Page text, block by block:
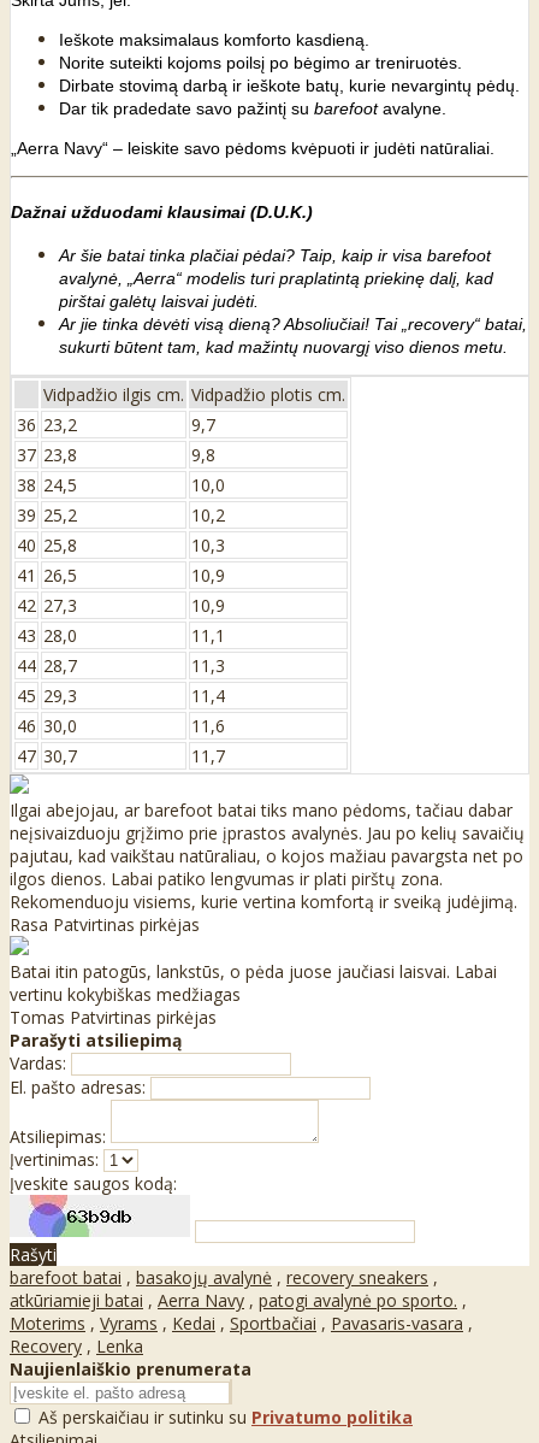
Ieškote maksimalaus komforto kasdieną.
Norite suteikti kojoms poilsį po bėgimo ar treniruotės.
Dirbate stovimą darbą ir ieškote batų, kurie nevargintų pėdų.
Dar tik pradedate savo pažintį su barefootavalyne.
„Aerra Navy“ – leiskite savo pėdoms kvėpuoti ir judėti natūraliai.
Dažnai užduodami klausimai (D.U.K.)
Ar šie batai tinka plačiai pėdai? Taip, kaip ir visa barefoot
avalynė, „Aerra“ modelis turi praplatintą priekinę dalį, kad
pirštai galėtų laisvai judėti.
Ar jie tinka dėvėti visą dieną? Absoliučiai! Tai „recovery“ batai,
sukurti būtent tam, kad mažintų nuovargį viso dienos metu.
Vidpadžio ilgis cm. Vidpadžio plotis cm.
36 23,2
9,7
37 23,8
9,8
38 24,5
10,0
39 25,2
10,2
40 25,8
10,3
41 26,5
10,9
42 27,3
10,9
43 28,0
11,1
44 28,7
11,3
45 29,3
11,4
46 30,0
11,6
47 30,7 11,7
Ilgai abejojau, ar barefoot batai tiks mano pėdoms, tačiau dabar
neįsivaizduoju grįžimo prie įprastos avalynės. Jau po kelių savaičių
pajutau, kad vaikštau natūraliau, o kojos mažiau pavargsta net po
ilgos dienos. Labai patiko lengvumas ir plati pirštų zona.
Rekomenduoju visiems, kurie vertina komfortą ir sveiką judėjimą.
Rasa Patvirtinas pirkėjas
Batai itin patogūs, lankstūs, o pėda juose jaučiasi laisvai. Labai
vertinu kokybiškas medžiagas
Tomas Patvirtinas pirkėjas
Parašyti atsiliepimą
Vardas:
El. pašto adresas:
Atsiliepimas:
Įvertinimas:
Įveskite saugos kodą:
Rašyti
barefoot batai , basakojų avalynė , recovery sneakers ,
atkūriamieji batai , Aerra Navy , patogi avalynė po sporto. ,
Moterims , Vyrams , Kedai , Sportbačiai , Pavasaris-vasara ,
Recovery , Lenka
Naujienlaiškio prenumerata
Aš perskaičiau ir sutinku su Privatumo politika